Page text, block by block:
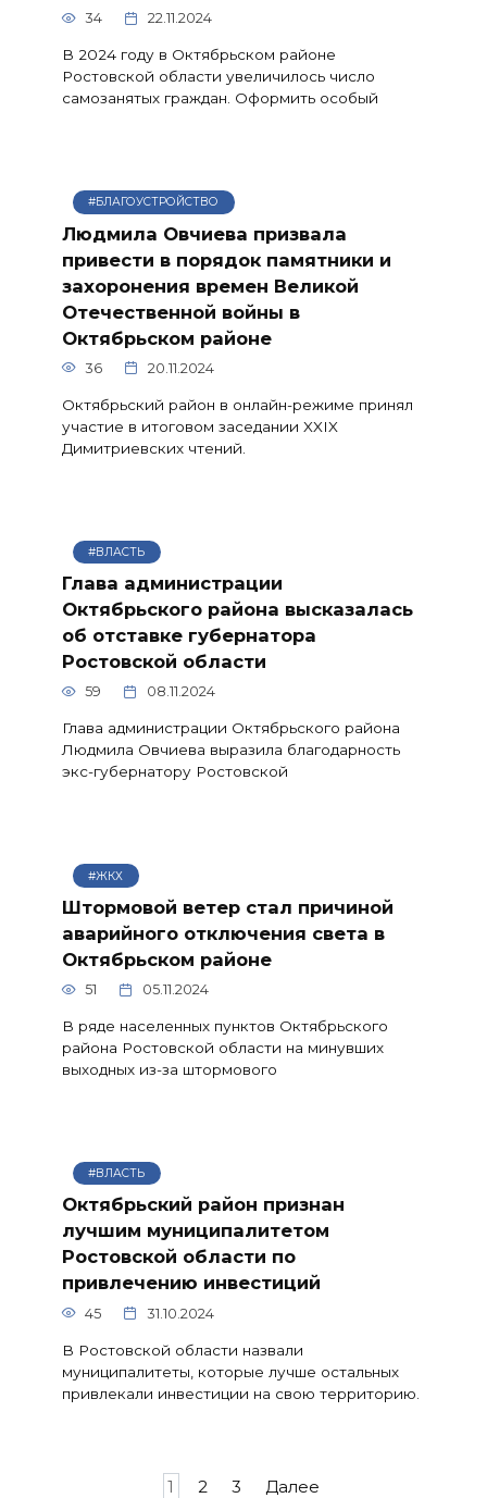
34 22.11.2024
В 2024 году в Октябрьском районе
Ростовской области увеличилось число
самозанятых граждан. Оформить особый
#БЛАГОУСТРОЙСТВО
Людмила Овчиева призвала
привести в порядок памятники и
захоронения времен Великой
Отечественной войны в
Октябрьском районе
36 20.11.2024
Октябрьский район в онлайн-режиме принял
участие в итоговом заседании XXIX
Димитриевских чтений.
#ВЛАСТЬ
Глава администрации
Октябрьского района высказалась
об отставке губернатора
Ростовской области
59 08.11.2024
Глава администрации Октябрьского района
Людмила Овчиева выразила благодарность
экс-губернатору Ростовской
#ЖКХ
Штормовой ветер стал причиной
аварийного отключения света в
Октябрьском районе
51 05.11.2024
В ряде населенных пунктов Октябрьского
района Ростовской области на минувших
выходных из-за штормового
#ВЛАСТЬ
Октябрьский район признан
лучшим муниципалитетом
Ростовской области по
привлечению инвестиций
45 31.10.2024
В Ростовской области назвали
муниципалитеты, которые лучше остальных
привлекали инвестиции на свою территорию.
1 2 3 Далее